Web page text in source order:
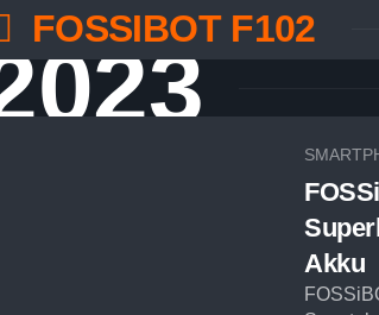
FOSSIBOT F102
Akku